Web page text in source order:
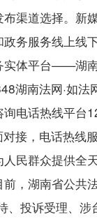
渠道选择。新
务服务线上线
实体平台——湖
湖南法网·如法
电话热线平台
接，电话热线
民群众提供全
，湖南省公共
、投诉受理、涉